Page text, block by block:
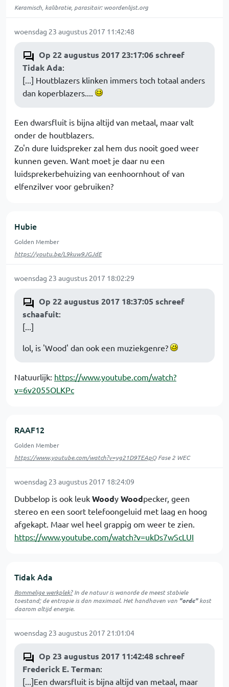
Keramisch, kalibratie, parasitair: woordenlijst.org
woensdag 23 augustus 2017 11:42:48
Op 22 augustus 2017 23:17:06 schreef
Tidak Ada:
[...] Houtblazers klinken immers toch totaal anders
dan koperblazers....
Een dwarsfluit is bijna altijd van metaal, maar valt
onder de houtblazers.
Zo'n dure luidspreker zal hem dus nooit goed weer
kunnen geven. Want moet je daar nu een
luidsprekerbehuizing van eenhoornhout of van
elfenzilver voor gebruiken?
Hubie
Golden Member
https://youtu.be/L9kuw9JGJdE
woensdag 23 augustus 2017 18:02:29
Op 22 augustus 2017 18:37:05 schreef
schaafuit:
[...]
lol, is 'Wood' dan ook een muziekgenre?
Natuurlijk: https://www.youtube.com/watch?
v=6v2055OLKPc
RAAF12
Golden Member
https://www.youtube.com/watch?v=yg21D9TEApQFase 2 WEC
woensdag 23 augustus 2017 18:24:09
Dubbelop is ook leuk Woody Woodpecker, geen
stereo en een soort telefoongeluid met laag en hoog
afgekapt. Maar wel heel grappig om weer te zien.
https://www.youtube.com/watch?v=ukDs7wScLUI
Tidak Ada
Rommelige werkplek?In de natuur iswanordede meest stabiele
toestand; de entropie is dan maximaal. Het handhaven van "orde"kost
daarom altijd energie.
woensdag 23 augustus 2017 21:01:04
Op 23 augustus 2017 11:42:48 schreef
Frederick E. Terman:
[...]Een dwarsfluit is bijna altijd van metaal, maar